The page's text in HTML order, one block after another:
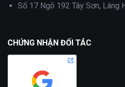
Số 17 Ngõ 192 Tây Sơn, Láng
CHỨNG NHẬN ĐỐI TÁC